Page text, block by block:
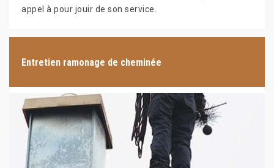
appel à pour jouir de son service.
Entretien ramonage de cheminée